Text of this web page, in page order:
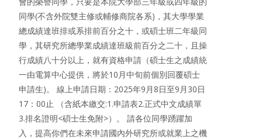
同學(不含外院雙主修或輔修商院各系)，其大學學業
總成績達班排或系排前百分之十，或碩士班二年級同
學，其研究所總學業成績達班級前百分之二十，且操
行成績八十分以上，就有資格申請（碩士生之成績統
一由電算中心提供，將於10月中旬前個別回覆碩士
申請生)。 線上申請日期：2025年9月8日至9月30日
17：00止 （含紙本繳交:1.申請表2.正式中文成績單
3.排名證明<碩士生免附>）。 請各位同學踴躍加
入，提高你們在未來申請國內外研究所或就業上之機